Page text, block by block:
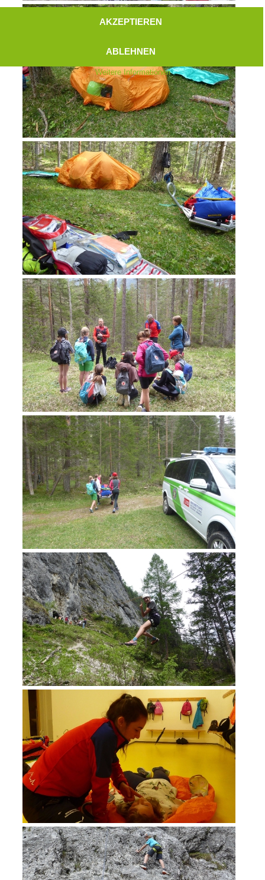
Aktuell
Jahresberichte
MITGLIED WERDEN
Mitgliedschaft
AKZEPTIEREN
ABLEHNEN
Weitere Informationen